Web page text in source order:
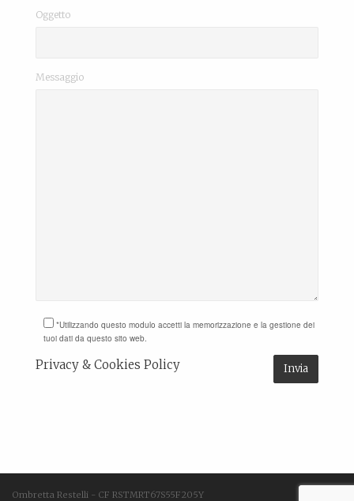
Oggetto
Messaggio
*Utilizzando questo modulo accetti la memorizzazione e la gestione dei
tuoi dati da questo sito web.
Privacy & Cookies Policy
Ombretta Restelli - CF RSTMRT67S55F205Y